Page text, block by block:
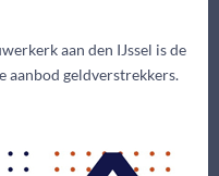
aan den IJssel is de
aanbod geldverstrekkers.